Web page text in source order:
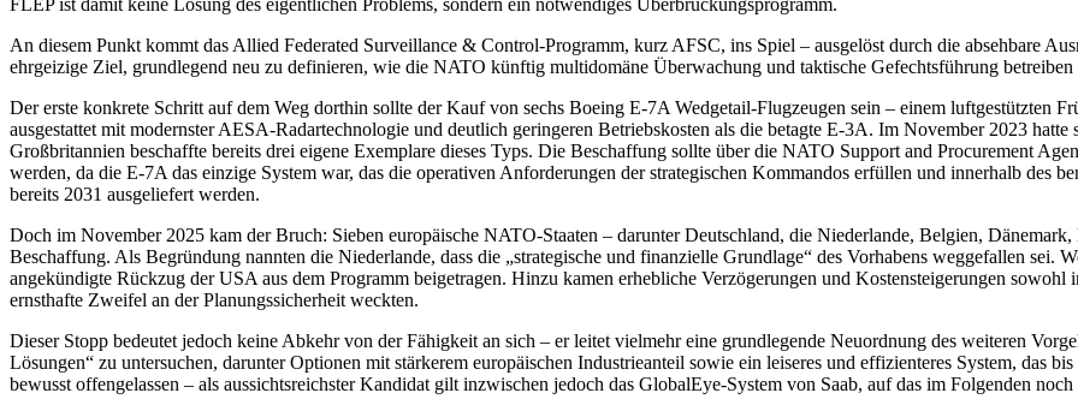
An diesem Punkt kommt das Allied Federated Surveillance & Control-Programm, kurz AFSC, ins Spiel – ausgelöst durch die absehbare
ehrgeizige Ziel, grundlegend neu zu definieren, wie die NATO künftig multidomäne Überwachung und taktische Gefechtsführung
Der erste konkrete Schritt auf dem Weg dorthin sollte der Kauf von sechs Boeing E-7A Wedgetail-Flugzeugen sein – einem luftgestützten
ausgestattet mit modernster AESA-Radartechnologie und deutlich geringeren Betriebskosten als die betagte E-3A. Im November 2023
Großbritannien beschaffte bereits drei eigene Exemplare dieses Typs. Die Beschaffung sollte über die NATO Support and Procurement
werden, da die E-7A das einzige System war, das die operativen Anforderungen der strategischen Kommandos erfüllen und innerhalb des
bereits 2031 ausgeliefert werden.
Doch im November 2025 kam der Bruch: Sieben europäische NATO-Staaten – darunter Deutschland, die Niederlande, Belgien,
Beschaffung. Als Begründung nannten die Niederlande, dass die „strategische und finanzielle Grundlage“ des Vorhabens weggefallen sei.
angekündigte Rückzug der USA aus dem Programm beigetragen. Hinzu kamen erhebliche Verzögerungen und Kostensteigerungen
ernsthafte Zweifel an der Planungssicherheit weckten.
Dieser Stopp bedeutet jedoch keine Abkehr von der Fähigkeit an sich – er leitet vielmehr eine grundlegende Neuordnung des weiteren
Lösungen“ zu untersuchen, darunter Optionen mit stärkerem europäischen Industrieanteil sowie ein leiseres und effizienteres System, das
bewusst offengelassen – als aussichtsreichster Kandidat gilt inzwischen jedoch das GlobalEye-System von Saab, auf das im Folgenden